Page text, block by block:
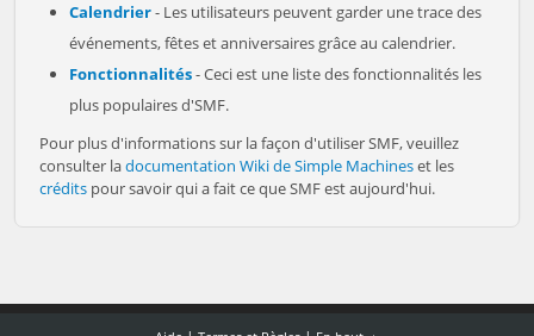
Calendrier- Les utilisateurs peuvent garder une trace des
événements, fêtes et anniversaires grâce au calendrier.
Fonctionnalités- Ceci est une liste des fonctionnalités les
plus populaires d'SMF.
Pour plus d'informations sur la façon d'utiliser SMF, veuillez
consulter ladocumentation Wiki de Simple Machineset les
crédits pour savoir qui a fait ce que SMF est aujourd'hui.